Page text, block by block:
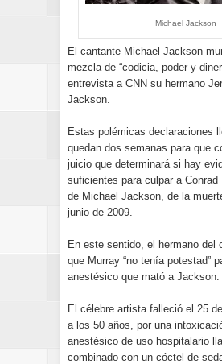
Michael Jackson
El cantante Michael Jackson
mezcla de “codicia, poder y
entrevista a CNN su hermano
Jackson.
Estas polémicas declaraciones
quedan dos semanas para que
juicio que determinará si hay
suficientes para culpar a Conrad
de Michael Jackson, de la
junio de 2009.
En este sentido, el hermano del
que Murray “no tenía potestad”
anestésico que mató a Jackson.
El célebre artista falleció el 25
a los 50 años, por una
anestésico de uso hospitalario
combinado con un cóctel de